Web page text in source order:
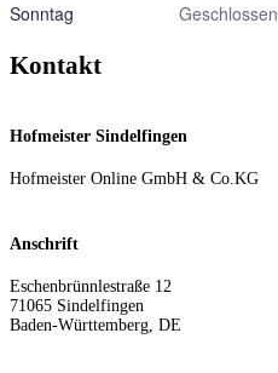
Sonntag
Geschlossen
Kontakt
Hofmeister Sindelfingen
Hofmeister Online GmbH & Co.KG
Anschrift
Eschenbrünnlestraße 12
71065 Sindelfingen
Baden-Württemberg DE